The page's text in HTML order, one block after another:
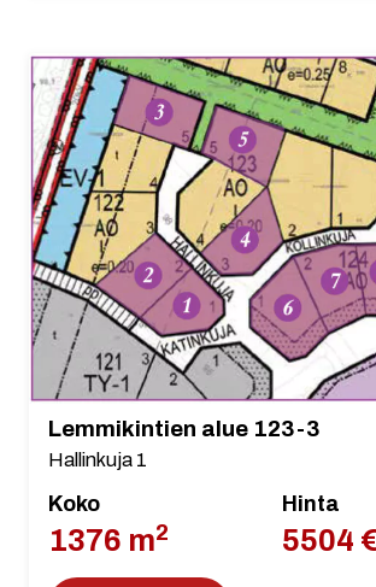
Lemmikintien alue 123-3
Hallinkuja 1
Koko
1376 m2
Hinta
5504